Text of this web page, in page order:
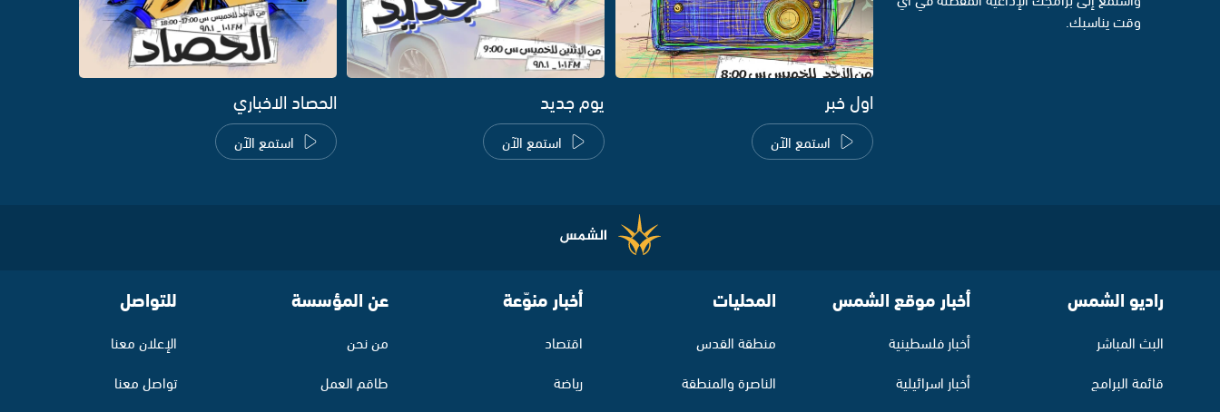
وقت يناسبك.
اول خبر
استمع الآن
يوم جديد
استمع الآن
الحصاد الاخباري
استمع الآن
راديو الشمس
البث المباشر
قائمة البرامج
أخبار موقع الشمس
أخبار فلسطينية
أخبار اسرائيلية
المحليات
منطقة القدس
الناصرة والمنطقة
أخبار منوّعة
اقتصاد
رياضة
عن المؤسسة
من نحن
طاقم العمل
للتواصل
الإعلان معنا
تواصل معنا